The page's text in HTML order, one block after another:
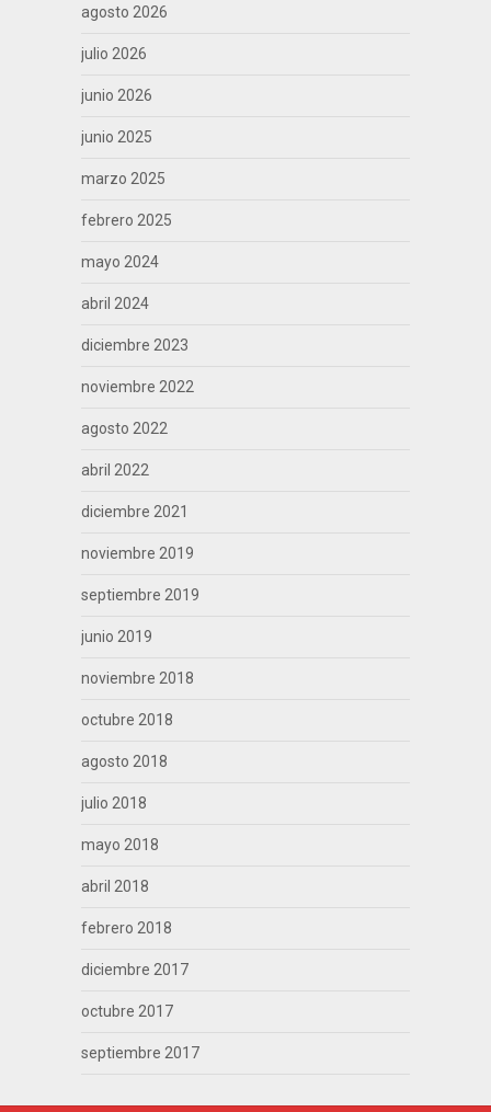
agosto 2026
julio 2026
junio 2026
junio 2025
marzo 2025
febrero 2025
mayo 2024
abril 2024
diciembre 2023
noviembre 2022
agosto 2022
abril 2022
diciembre 2021
noviembre 2019
septiembre 2019
junio 2019
noviembre 2018
octubre 2018
agosto 2018
julio 2018
mayo 2018
abril 2018
febrero 2018
diciembre 2017
octubre 2017
septiembre 2017